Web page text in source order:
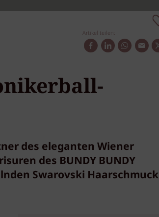
Artikel teilen:
des eleganten Wiener
des BUNDY BUNDY
Swarovski Haarschmuck